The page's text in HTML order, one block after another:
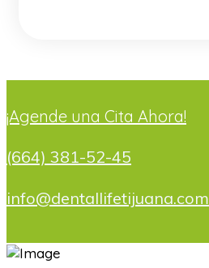
¡Agende una Cita Ahora!
(664) 381-52-45
info@dentallifetijuana.com